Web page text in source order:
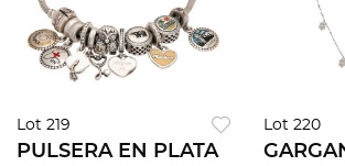
Lot 219
PULSERA EN PLATA
Lot 220